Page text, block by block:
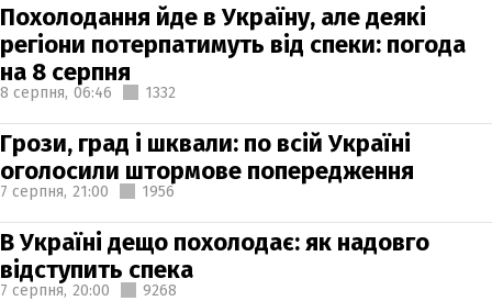
Похолодання йде в Україну, але деякі
регіони потерпатимуть від спеки: погода
на 8 серпня
8 серпня, 06:46 1332
Грози, град і шквали: по всій Україні
оголосили штормове попередження
7 серпня, 21:00 1956
В Україні дещо похолодає: як надовго
відступить спека
7 серпня, 20:00 9268